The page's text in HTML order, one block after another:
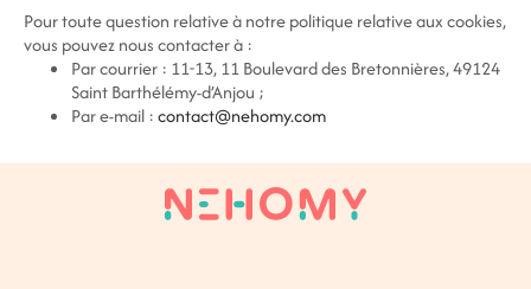
Pour toute question relative à notre politique relative aux cookies,
vous pouvez nous contacter à :
Par courrier : 11-13, 11 Boulevard des Bretonnières, 49124
Saint Barthélémy-d’Anjou ;
Par e-mail :contact@nehomy.com